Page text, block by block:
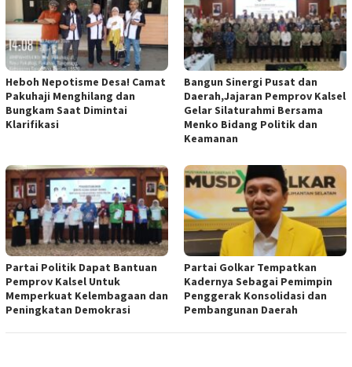
Heboh Nepotisme Desa! Camat
Pakuhaji Menghilang dan
Bungkam Saat Dimintai
Klarifikasi
Bangun Sinergi Pusat dan
Daerah,Jajaran Pemprov Kalsel
Gelar Silaturahmi Bersama
Menko Bidang Politik dan
Keamanan
Partai Politik Dapat Bantuan
Pemprov Kalsel Untuk
Memperkuat Kelembagaan dan
Peningkatan Demokrasi
Partai Golkar Tempatkan
Kadernya Sebagai Pemimpin
Penggerak Konsolidasi dan
Pembangunan Daerah